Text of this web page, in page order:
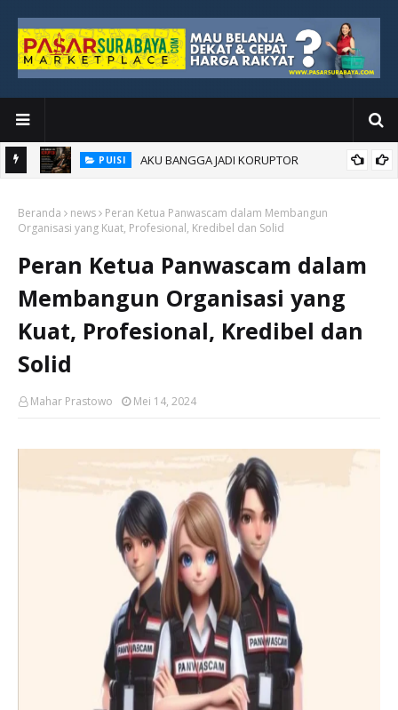
PUISI AKU BANGGA JADI KORUPTOR
Beranda news
Peran Ketua Panwascam dalam Membangun
Organisasi yang Kuat, Profesional, Kredibel dan Solid
Peran Ketua Panwascam dalam
Membangun Organisasi yang
Kuat, Profesional, Kredibel dan
Solid
Mahar Prastowo Mei 14, 2024